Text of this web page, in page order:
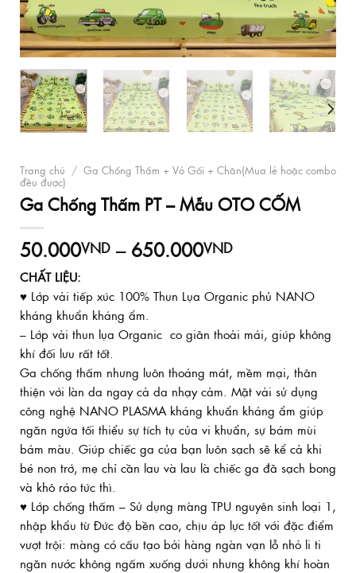
Trang chủ / Ga Chống Thấm + Vỏ Gối + Chăn(Mua lẻ hoặc combo
đều được)
Ga Chống Thấm PT – Mẫu OTO CỐM
50.000VND – 650.000VNDKhoảng
50.000VND
650.000VND
CHẤT LIỆU:
♥ Lớp vải tiếp xúc 100% Thun Lụa Organic phủ NANO
kháng khuẩn kháng ẩm.
– Lớp vải thun lụa Organic co giãn thoải mái, giúp không
khí đối lưu rất tốt.
Ga chống thấm nhưng luôn thoáng mát, mềm mại, thân
thiện với làn da ngay cả da nhạy cảm. Mặt vải sử dụng
công nghệ NANO PLASMA kháng khuẩn kháng ẩm giúp
ngăn ngứa tối thiểu sự tích tụ của vi khuẩn, sự bám mùi
bám màu. Giúp chiếc ga của bạn luôn sạch sẽ kể cả khi
bé non trớ, mẹ chỉ cần lau và lau là chiếc ga đã sạch bong
và khô ráo tức thì.
♥ Lớp chống thấm – Sử dụng màng TPU nguyên sinh loại 1,
nhập khẩu từ Đức độ bền cao, chịu áp lực tốt với đặc điểm
vượt trội: màng có cấu tạo bởi hàng ngàn vạn lỗ nhỏ li ti
ngăn nước không ngấm xuống dưới nhưng không khí hoàn